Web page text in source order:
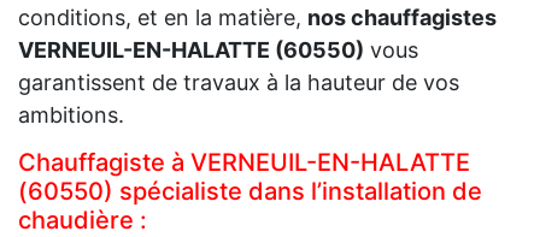
conditions, et en la matière, nos chauffagistes
VERNEUIL-EN-HALATTE (60550) vous
garantissent de travaux à la hauteur de vos
ambitions.
Chauffagiste à VERNEUIL-EN-HALATTE
(60550) spécialiste dans l’installation de
chaudière :